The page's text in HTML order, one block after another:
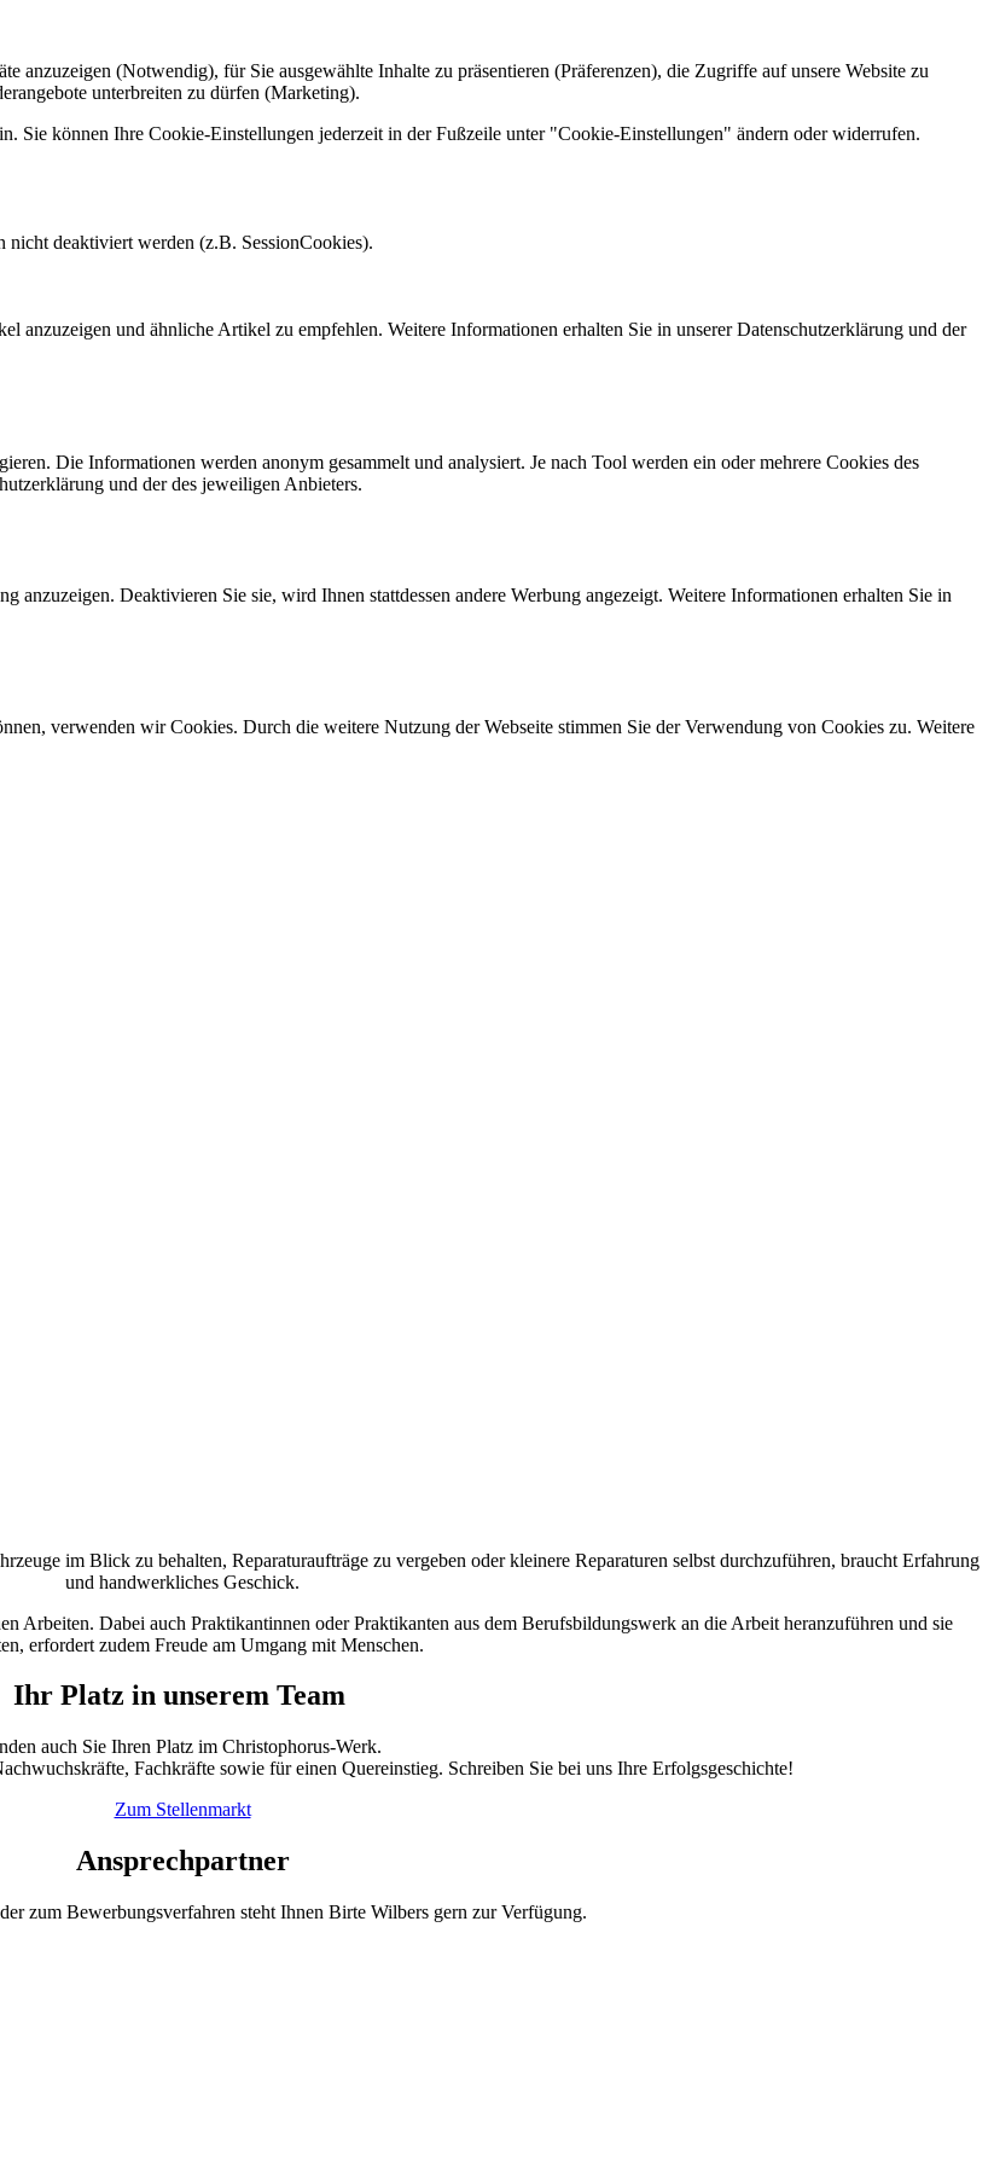
anzuzeigen (Notwendig), für Sie ausgewählte Inhalte zu präsentieren (Präferenzen), die Zugriffe auf unsere Website zu
unterbreiten zu dürfen (Marketing).
können Ihre Cookie-Einstellungen jederzeit in der Fußzeile unter "Cookie-Einstellungen" ändern oder widerrufen.
deaktiviert werden (z.B. SessionCookies).
anzuzeigen und ähnliche Artikel zu empfehlen. Weitere Informationen erhalten Sie in unserer Datenschutzerklärung und der
Die Informationen werden anonym gesammelt und analysiert. Je nach Tool werden ein oder mehrere Cookies des
und der des jeweiligen Anbieters.
anzuzeigen. Deaktivieren Sie sie, wird Ihnen stattdessen andere Werbung angezeigt. Weitere Informationen erhalten Sie in
verwenden wir Cookies. Durch die weitere Nutzung der Webseite stimmen Sie der Verwendung von Cookies zu. Weitere
im Blick zu behalten, Reparaturaufträge zu vergeben oder kleinere Reparaturen selbst durchzuführen, braucht Erfahrung
und handwerkliches Geschick.
Arbeiten. Dabei auch Praktikantinnen oder Praktikanten aus dem Berufsbildungswerk an die Arbeit heranzuführen und sie
erfordert zudem Freude am Umgang mit Menschen.
Ihr Platz in unserem Team
auch Sie Ihren Platz im Christophorus-Werk.
Fachkräfte sowie für einen Quereinstieg. Schreiben Sie bei uns Ihre Erfolgsgeschichte!
Zum Stellenmarkt
Ansprechpartner
zum Bewerbungsverfahren steht Ihnen Birte Wilbers gern zur Verfügung.